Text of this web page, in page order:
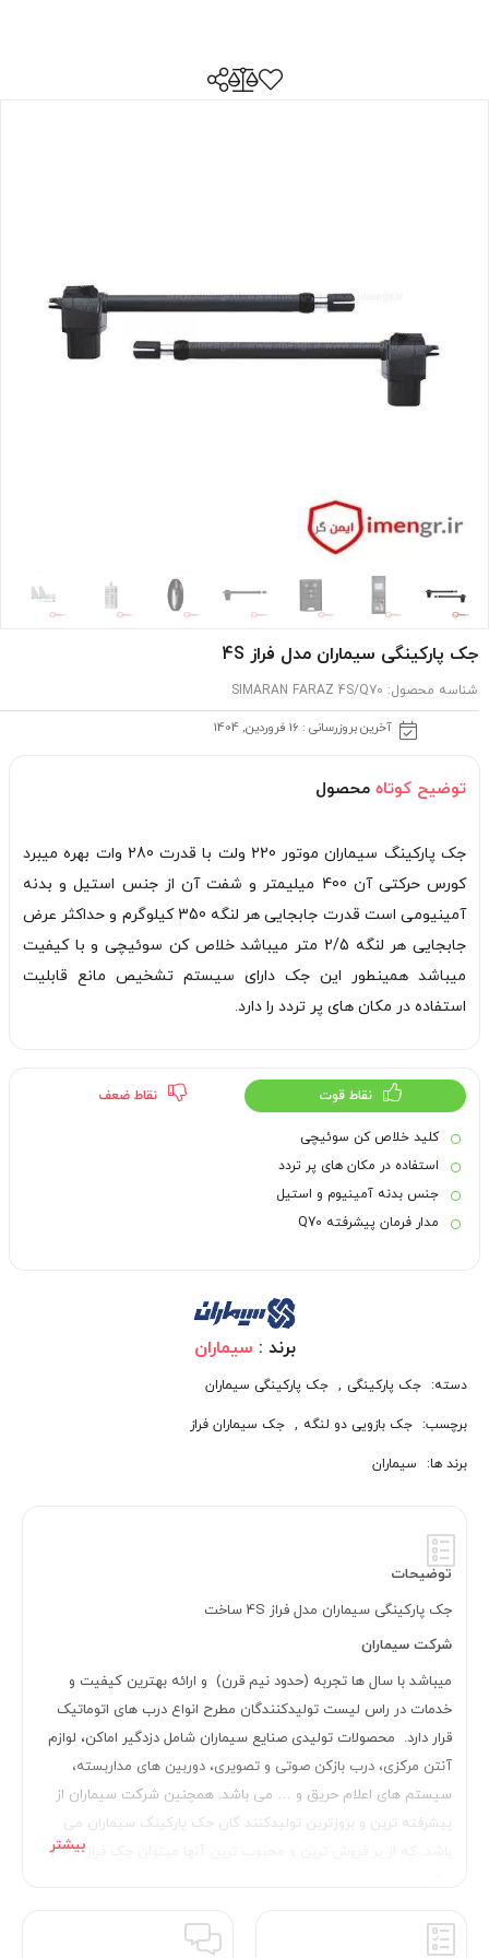
جک پارکینگی سیماران مدل فراز 4S
شناسه محصول: SIMARAN FARAZ 4S/Q70
آخرین بروزرسانی : 16 فروردین, 1404
توضیح کوتاه محصول
جک پارکینگ سیماران موتور 220 ولت با قدرت 280 وات بهره میبرد
کورس حرکتی آن 400 میلیمتر و شفت آن از جنس استیل و بدنه
آمینیومی است قدرت جابجایی هر لنگه 350 کیلوگرم و حداکثر عرض
جابجایی هر لنگه 2/5 متر میباشد خلاص کن سوئیچی و با کیفیت
میباشد همینطور این جک دارای سیستم تشخیص مانع قابلیت
استفاده در مکان های پر تردد را دارد.
نقاط قوت نقاط ضعف
کلید خلاص کن سوئیچی
استفاده در مکان های پر تردد
جنس بدنه آمینیوم و استیل
مدار فرمان پیشرفته Q70
برند : سیماران
دسته: جک پارکینگی , جک پارکینگی سیماران
برچسب: جک بازویی دو لنگه , جک سیماران فراز
برند ها: سیماران
توضیحات
جک پارکینگی سیماران مدل فراز 4S ساخت
شرکت سیماران
میباشد با سال ها تجربه (حدود نیم قرن) و ارائه بهترین کیفیت و
خدمات در راس لیست تولیدکنندگان مطرح انواع درب های اتوماتیک
قرار دارد. محصولات تولیدی صنایع سیماران شامل دزدگیر اماکن، لوازم
آنتن مرکزی، درب بازکن صوتی و تصویری، دوربین های مداربسته،
سیستم های اعلام حریق و … می باشد. همچنین شرکت سیماران از
پیشرفته ترین و بروزترین تولیدکنند گان جک پارکینگ سیماران می
باشد. که از پر فروش ترین و محبوب ترین آنها میتوان جک فراز 4S و
و جک